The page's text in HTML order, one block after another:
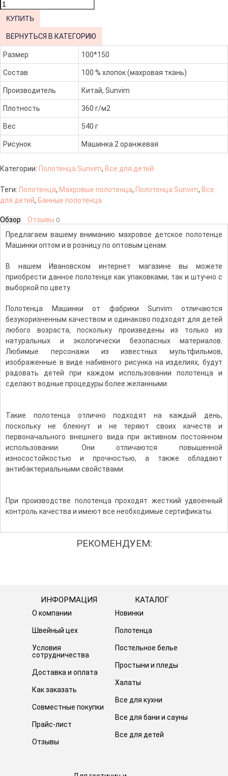
ВЕРНУТЬСЯ В КАТЕГОРИЮ
Размер 100*150
Состав 100 % хлопок (махровая ткань)
Производитель Китай, Sunvim
Плотность 360 г/м2
Вес 540 г
Рисунок Машинка 2 оранжевая
Категории: Полотенца Sunvim, Все для детей
Теги: Полотенца, Махровые полотенца, Полотенца Sunvim, Все
для детей, Банные полотенца
Обзор Отзывы 0
Предлагаем вашему вниманию махровое детское полотенце
Машинки оптом и в розницу по оптовым ценам.
В нашем Ивановском интернет магазине вы можете
приобрести данное полотенце как упаковками, так и штучно с
выборкой по цвету.
Полотенца Машинки от фабрики Sunvim отличаются
безукоризненным качеством и одинаково подходят для детей
любого возраста, поскольку произведены из только из
натуральных и экологически безопасных материалов.
Любимые персонажи из известных мультфильмов,
изображенные в виде набивного рисунка на изделиях, будут
радовать детей при каждом использовании полотенца и
сделают водные процедуры более желанными.
Такие полотенца отлично подходят на каждый день,
поскольку не блекнут и не теряют своих качеств и
первоначального внешнего вида при активном постоянном
использовании. Они отличаются повышенной
износостойкостью и прочностью, а также обладают
антибактериальными свойствами.
При производстве полотенца проходят жесткий удвоенный
контроль качества и имеют все необходимые сертификаты.
РЕКОМЕНДУЕМ:
ИНФОРМАЦИЯ
О компании
Швейный цех
Условия
сотрудничества
Доставка и оплата
Как заказать
Совместные покупки
Прайс-лист
Отзывы
КАТАЛОГ
Новинки
Полотенца
Постельное белье
Простыни и пледы
Халаты
Все для кухни
Все для бани и сауны
Все для детей